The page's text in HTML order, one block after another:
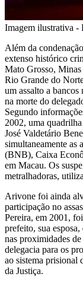
Imagem ilustrativa -
Além da
extenso histórico
Mato Grosso, Minas
Rio Grande do
um assalto a
na morte do
Segundo
2002, uma
José Valdetário
simultaneamente as
(BNB), Caixa
em Macau. Os
metralhadoras,
Arivone foi ainda
participação no
Pereira, em 2001,
prefeito, sua
nas proximidades
delegacia para os
ao sistema prisional
da Justiça.